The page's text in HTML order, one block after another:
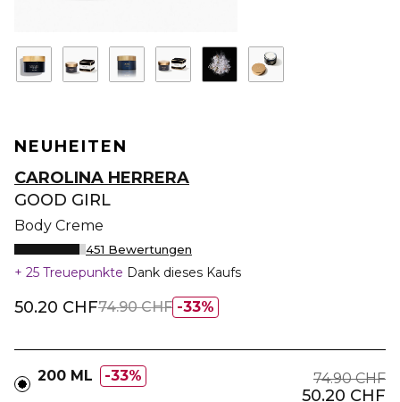
NEUHEITEN
CAROLINA HERRERA
GOOD GIRL
Body Creme
451 Bewertungen
25 Treuepunkte Dank dieses Kaufs
33%
50.20 CHF74.90 CHF
200 ML 33% 74.90 CHF
50.20 CHF